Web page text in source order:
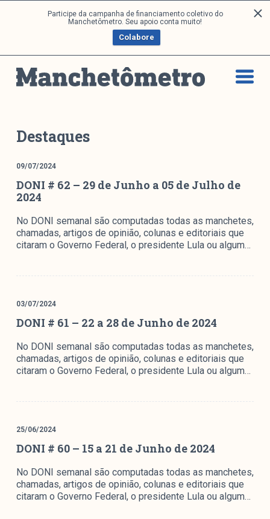
Participe da campanha de financiamento coletivo do
Manchetômetro. Seu apoio conta muito!
Colabore
a
p
o
n
e
ú
d
Análises
DONI
Boletim M
M Facebook
M Instagram
Livros
Arquivos
Mediómetro
Entrevistas M
Institucional
Nossa História
Na Mídia
Parcerias
Destaques
09/07/2024
DONI # 62 – 29 de Junho a 05 de Julho de
2024
No DONI semanal são computadas todas as manchetes,
chamadas, artigos de opinião, colunas e editoriais que
citaram o Governo Federal, o presidente Lula ou algum…
03/07/2024
DONI # 61 – 22 a 28 de Junho de 2024
No DONI semanal são computadas todas as manchetes,
chamadas, artigos de opinião, colunas e editoriais que
citaram o Governo Federal, o presidente Lula ou algum…
25/06/2024
DONI # 60 – 15 a 21 de Junho de 2024
No DONI semanal são computadas todas as manchetes,
chamadas, artigos de opinião, colunas e editoriais que
citaram o Governo Federal, o presidente Lula ou algum…